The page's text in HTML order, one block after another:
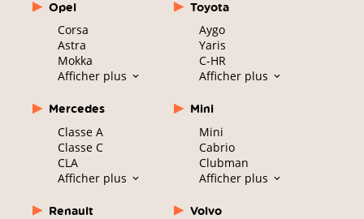
Opel
Corsa
Astra
Mokka
Afficher plus
Toyota
Aygo
Yaris
C-HR
Afficher plus
Mercedes
Classe A
Classe C
CLA
Afficher plus
Mini
Mini
Cabrio
Clubman
Afficher plus
Renault
Volvo